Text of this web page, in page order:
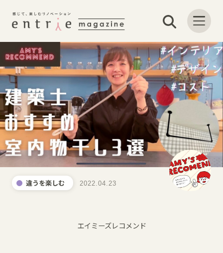
違うを楽しむ 2022.04.23
エイミーズレコメンド